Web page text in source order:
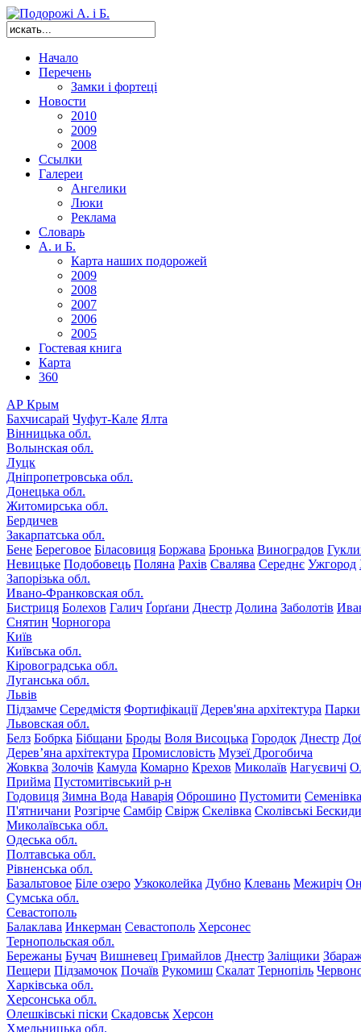
Начало
Перечень
Замки і фортеці
Новости
2010
2009
2008
Ссылки
Галереи
Ангелики
Люки
Реклама
Словарь
А. и Б.
Карта наших подорожей
2009
2008
2007
2006
2005
Гостевая книга
Карта
360
АР Крым
Бахчисарай Чуфут-Кале Ялта
Вінницька обл.
Волынская обл.
Луцк
Дніпропетровська обл.
Донецька обл.
Житомирська обл.
Бердичев
Закарпатська обл.
Бене Береговое Біласовиця Боржава Бронька Виноградов
Невицьке Подобовець Поляна Рахів Свалява Середнє Ужгород
Запорізька обл.
Ивано-Франковская обл.
Бистриця Болехов Галич Ґорґани Днестр Долина Заболотів
Снятин Чорногора
Київ
Київська обл.
Кіровоградська обл.
Луганська обл.
Львів
Підзамче Середмістя Фортифікації Дерев'яна архітектура Парки
Львовская обл.
Белз Бобрка Бібщани Броды Воля Висоцька Городок Днестр
Дерев’яна архітектура Промисловість Музеї Дрогобича
Жовква Золочів Камула Комарно Крехов Миколаїв Нагуєвичі
Прийма Пустомитівський р-н
Годовиця Зимна Вода Наварія Оброшино Пустомити Семенівка
П'ятничани Розгірче Самбір Свірж Скелівка Сколівські Бескиди
Миколаївська обл.
Одеська обл.
Полтавська обл.
Рівненська обл.
Базальтовое Біле озеро Узкоколейка Дубно Клевань Межиріч
Сумська обл.
Севастополь
Балаклава Инкерман Севастополь Херсонес
Тернопольская обл.
Бережаны Бучач Вишневец Гримайлов Днестр Заліщики
Пещери Підзамочок Почаїв Рукомиш Скалат Тернопіль
Харківська обл.
Херсонська обл.
Олешківські піски Скадовськ Херсон
Хмельницька обл.